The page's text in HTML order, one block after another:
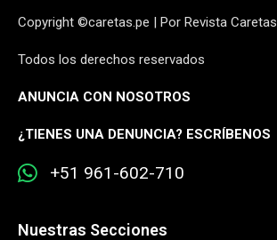
Copyright ©caretas.pe | Por Revista Caretas
Todos los derechos reservados
ANUNCIA CON NOSOTROS
¿TIENES UNA DENUNCIA? ESCRÍBENOS
+51 961-602-710
Nuestras Secciones